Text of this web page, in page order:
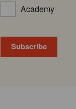
Academy